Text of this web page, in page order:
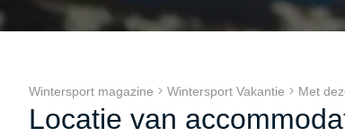
Wintersport magazine Wintersport Vakantie Met
Locatie van